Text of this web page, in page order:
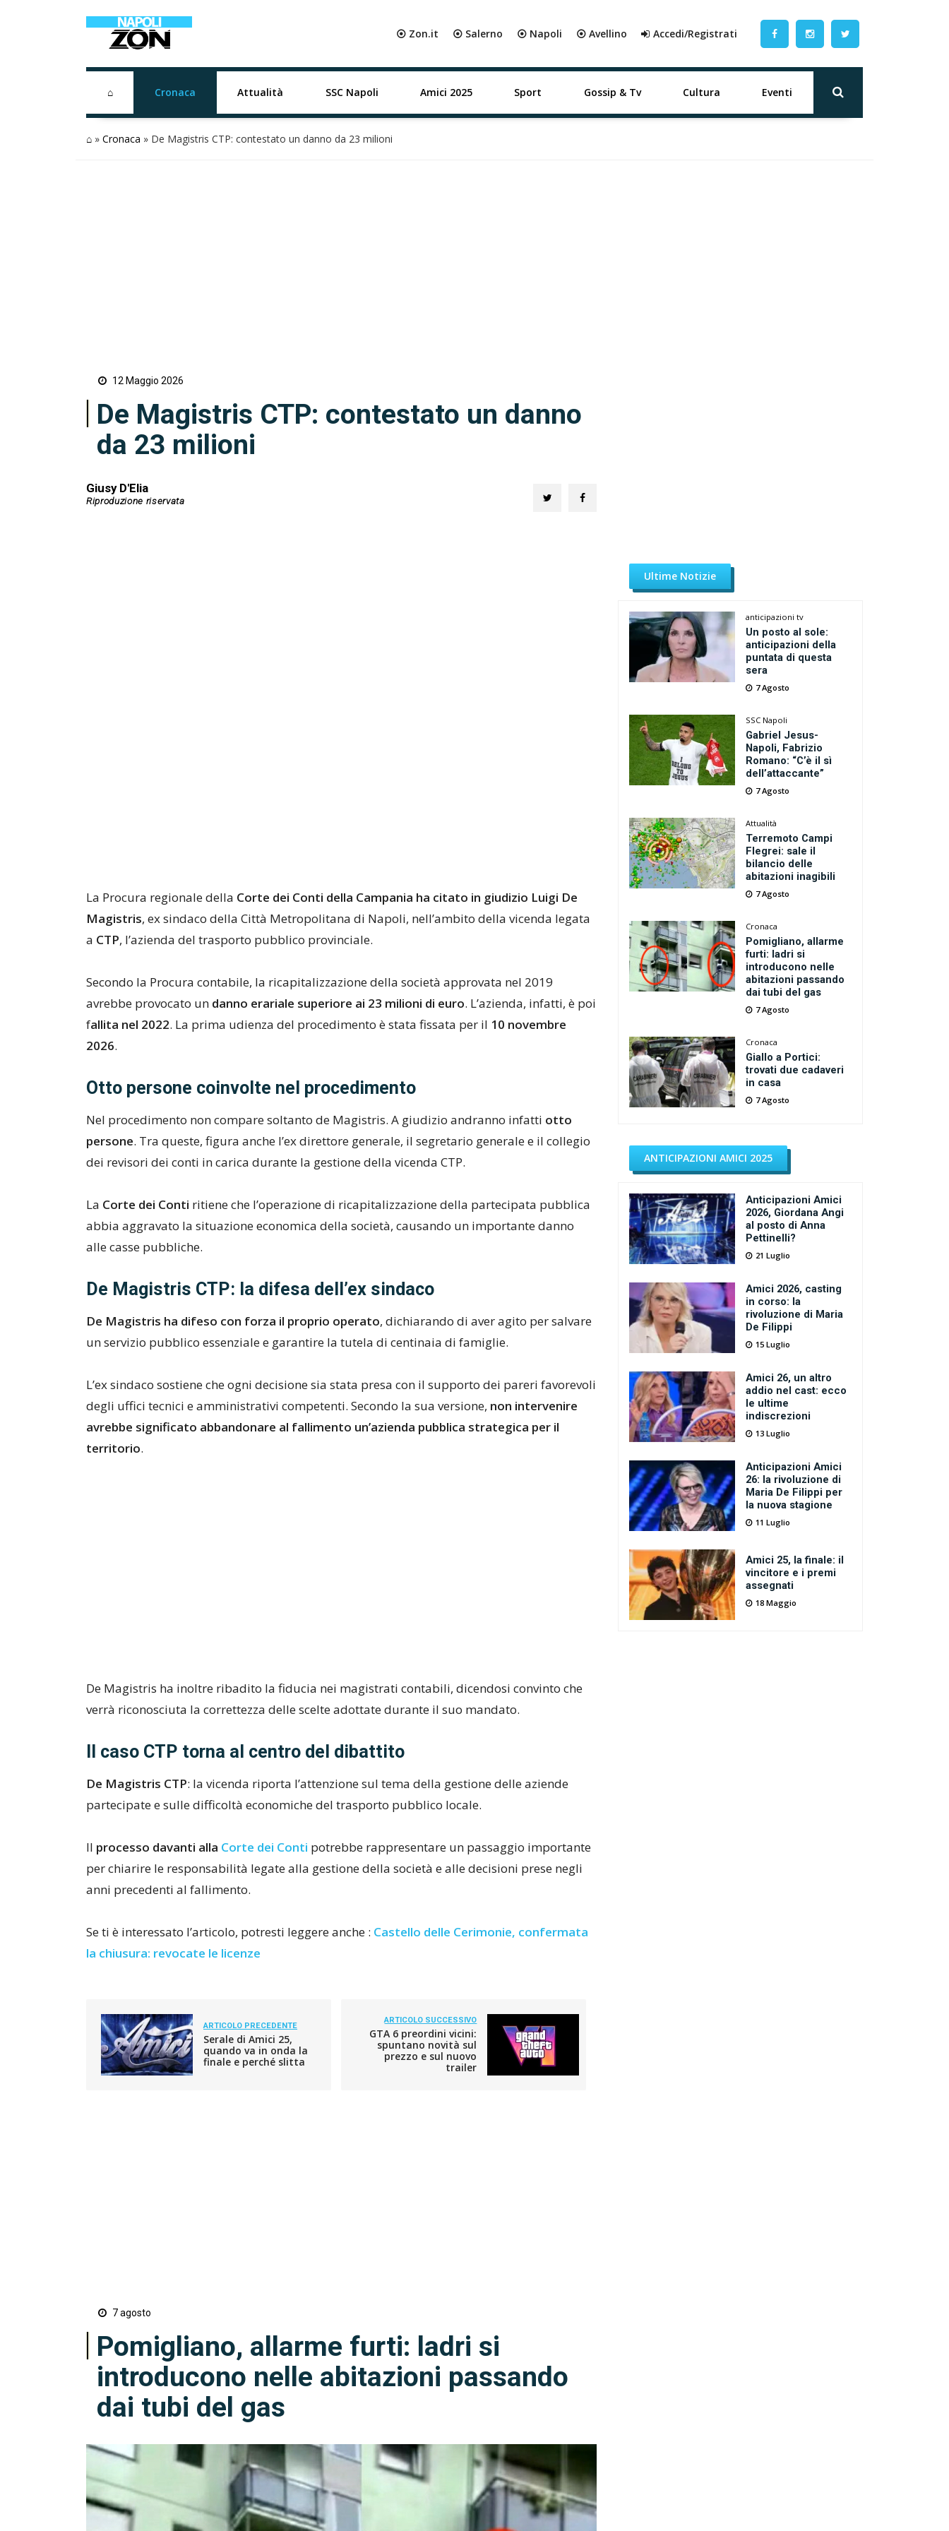
⦿ Zon.it ⦿ Salerno ⦿ Napoli ⦿ Avellino Accedi/Registrati
⌂ Cronaca Attualità SSC Napoli Amici 2025 Sport Gossip & Tv Cultura Eventi
⌂ » Cronaca » De Magistris CTP: contestato un danno da 23 milioni
12 Maggio 2026
De Magistris CTP: contestato un danno
da 23 milioni
Giusy D'Elia
La Procura regionale della Corte dei Conti della Campania ha citato in giudizio Luigi De
Magistris, ex sindaco della Città Metropolitana di Napoli, nell’ambito della vicenda legata
a CTP, l’azienda del trasporto pubblico provinciale.
Secondo la Procura contabile, la ricapitalizzazione della società approvata nel 2019
avrebbe provocato un danno erariale superiore ai 23 milioni di euro. L’azienda, infatti, è poi
fallita nel 2022. La prima udienza del procedimento è stata fissata per il 10 novembre
2026.
Otto persone coinvolte nel procedimento
Nel procedimento non compare soltanto de Magistris. A giudizio andranno infatti otto
persone. Tra queste, figura anche l’ex direttore generale, il segretario generale e il collegio
dei revisori dei conti in carica durante la gestione della vicenda CTP.
La Corte dei Conti ritiene che l’operazione di ricapitalizzazione della partecipata pubblica
abbia aggravato la situazione economica della società, causando un importante danno
alle casse pubbliche.
De Magistris CTP: la difesa dell’ex sindaco
De Magistris ha difeso con forza il proprio operato, dichiarando di aver agito per salvare
un servizio pubblico essenziale e garantire la tutela di centinaia di famiglie.
L’ex sindaco sostiene che ogni decisione sia stata presa con il supporto dei pareri favorevoli
degli uffici tecnici e amministrativi competenti. Secondo la sua versione, non intervenire
avrebbe significato abbandonare al fallimento un’azienda pubblica strategica per il
territorio.
De Magistris ha inoltre ribadito la fiducia nei magistrati contabili, dicendosi convinto che
verrà riconosciuta la correttezza delle scelte adottate durante il suo mandato.
Il caso CTP torna al centro del dibattito
De Magistris CTP: la vicenda riporta l’attenzione sul tema della gestione delle aziende
partecipate e sulle difficoltà economiche del trasporto pubblico locale.
Il processo davanti alla Corte dei Conti potrebbe rappresentare un passaggio importante
per chiarire le responsabilità legate alla gestione della società e alle decisioni prese negli
anni precedenti al fallimento.
Se ti è interessato l’articolo, potresti leggere anche : Castello delle Cerimonie, confermata
la chiusura: revocate le licenze
ARTICOLO PRECEDENTE
Serale di Amici 25,
quando va in onda la
finale e perché slitta
ARTICOLO SUCCESSIVO
GTA 6 preordini vicini:
spuntano novità sul
prezzo e sul nuovo
trailer
7 agosto
Pomigliano, allarme furti: ladri si
introducono nelle abitazioni passando
dai tubi del gas
Ultime Notizie
anticipazioni tv
Un posto al sole:
anticipazioni della
puntata di questa
sera
7 Agosto
SSC Napoli
Gabriel Jesus-
Napoli, Fabrizio
Romano: “C’è il sì
dell’attaccante”
7 Agosto
Attualità
Terremoto Campi
Flegrei: sale il
bilancio delle
abitazioni inagibili
7 Agosto
Cronaca
Pomigliano, allarme
furti: ladri si
introducono nelle
abitazioni passando
dai tubi del gas
7 Agosto
Cronaca
Giallo a Portici:
trovati due cadaveri
in casa
7 Agosto
ANTICIPAZIONI AMICI 2025
Anticipazioni Amici
2026, Giordana Angi
al posto di Anna
Pettinelli?
21 Luglio
Amici 2026, casting
in corso: la
rivoluzione di Maria
De Filippi
15 Luglio
Amici 26, un altro
addio nel cast: ecco
le ultime
indiscrezioni
13 Luglio
Anticipazioni Amici
26: la rivoluzione di
Maria De Filippi per
la nuova stagione
11 Luglio
Amici 25, la finale: il
vincitore e i premi
assegnati
18 Maggio